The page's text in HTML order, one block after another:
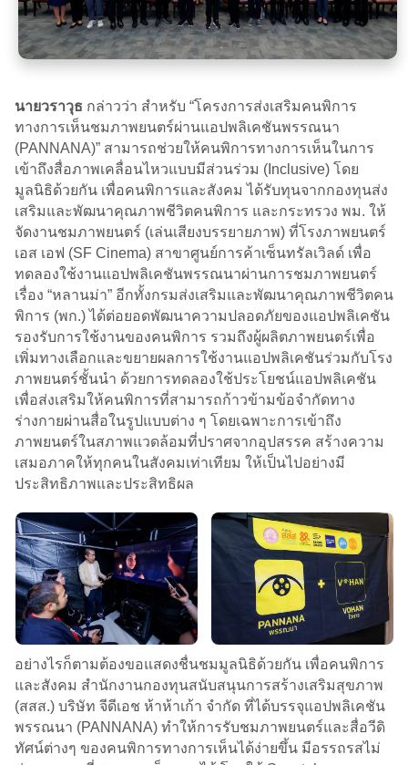
นายวราวุธ กล่าวว่า สำหรับ “โครงการส่งเสริมคนพิการ
ทางการเห็นชมภาพยนตร์ผ่านแอปพลิเคชันพรรณนา
(PANNANA)” สามารถช่วยให้คนพิการทางการเห็นในการ
เข้าถึงสื่อภาพเคลื่อนไหวแบบมีส่วนร่วม (Inclusive) โดย
มูลนิธิด้วยกัน เพื่อคนพิการและสังคม ได้รับทุนจากกองทุนส่ง
เสริมและพัฒนาคุณภาพชีวิตคนพิการ และกระทรวง พม. ให้
จัดงานชมภาพยนตร์ (เล่นเสียงบรรยายภาพ) ที่โรงภาพยนตร์
เอส เอฟ (SF Cinema) สาขาศูนย์การค้าเซ็นทรัลเวิลด์ เพื่อ
ทดลองใช้งานแอปพลิเคชันพรรณนาผ่านการชมภาพยนตร์
เรื่อง “หลานม่า” อีกทั้งกรมส่งเสริมและพัฒนาคุณภาพชีวิตคน
พิการ (พก.) ได้ต่อยอดพัฒนาความปลอดภัยของแอปพลิเคชัน
รองรับการใช้งานของคนพิการ รวมถึงผู้ผลิตภาพยนตร์เพื่อ
เพิ่มทางเลือกและขยายผลการใช้งานแอปพลิเคชันร่วมกับโรง
ภาพยนตร์ชั้นนำ ด้วยการทดลองใช้ประโยชน์แอปพลิเคชัน
เพื่อส่งเสริมให้คนพิการที่สามารถก้าวข้ามข้อจำกัดทาง
ร่างกายผ่านสื่อในรูปแบบต่าง ๆ โดยเฉพาะการเข้าถึง
ภาพยนตร์ในสภาพแวดล้อมที่ปราศจากอุปสรรค สร้างความ
เสมอภาคให้ทุกคนในสังคมเท่าเทียม ให้เป็นไปอย่างมี
ประสิทธิภาพและประสิทธิผล
อย่างไรก็ตามต้องขอแสดงชื่นชมมูลนิธิด้วยกัน เพื่อคนพิการ
และสังคม สำนักงานกองทุนสนับสนุนการสร้างเสริมสุขภาพ
(สสส.) บริษัท จีดีเอช ห้าห้าเก้า จำกัด ที่ได้บรรจุแอปพลิเคชัน
พรรณนา (PANNANA) ทำให้การรับชมภาพยนตร์และสื่อวีดิ
ทัศน์ต่างๆ ของคนพิการทางการเห็นได้ง่ายขึ้น มีอรรถรสไม่